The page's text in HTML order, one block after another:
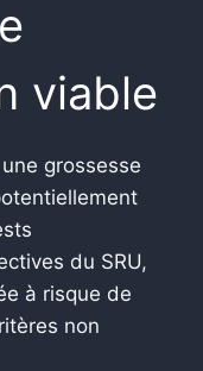
viable
grossesse
du SRU,
à risque de
non